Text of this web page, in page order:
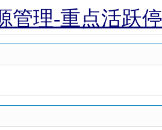
管理-重点活跃